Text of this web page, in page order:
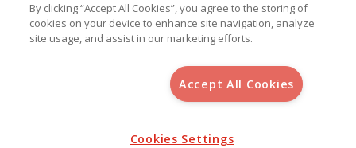
, S.L.U.(B-64405731) c/ San Norberto
Aviso Legal
Política de Cookies
By clicking “Accept All Cookies”, you agree to the storing of
cookies on your device to enhance site navigation, analyze
site usage, and assist in our marketing efforts.
Accept All Cookies
Cookies Settings